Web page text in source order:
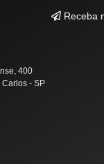
Receba
400
Carlos - SP